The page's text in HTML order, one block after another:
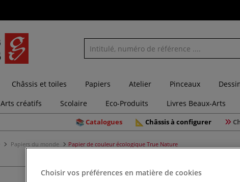
Châssis et toiles Papiers Atelier Pinceaux
Arts créatifs Scolaire Eco-Produits Livres Beaux-Arts
Catalogues Châssis à configurer
Papiers du monde Papier de couleur écologique True Nature
Choisir vos préférences en matière de cookies